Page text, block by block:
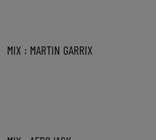
MIX : MARTIN GARRIX